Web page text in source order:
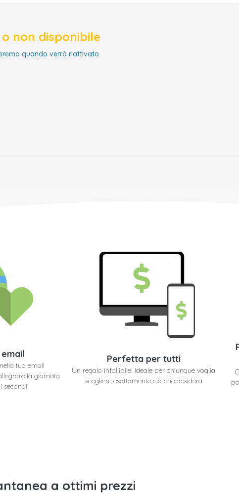
non disponibile
quando verrà riattivato.
tua email
la giornata
secondi
Perfetta per tutti
Un regalo infallibile! Ideale per chiunque voglia
scegliere esattamente ciò che desidera
a ottimi prezzi